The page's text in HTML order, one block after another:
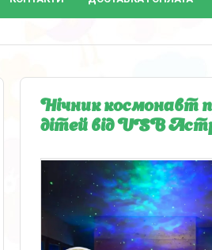
Нічник космонавт
дітей від USB